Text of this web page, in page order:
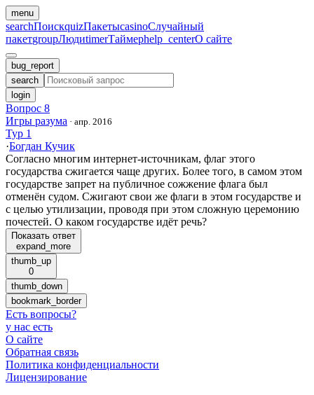
menu
searchПоискquizПакетыcasinoСлучайный
пакетgroupЛюдиtimerТаймерhelp_centerО сайте
bug_report
search
login
Вопрос 8
Игры разума · апр. 2016
Тур 1
·Богдан Кучик
Согласно многим интернет-источникам, флаг этого
государства сжигается чаще других. Более того, в самом этом
государстве запрет на публичное сожжение флага был
отменён судом. Сжигают свои же флаги в этом государстве и
с целью утилизации, проводя при этом сложную церемонию
почестей. О каком государстве идёт речь?
Показать ответ
expand_more
thumb_up
0
thumb_down
bookmark_border
Есть вопросы?
у нас есть
О сайте
Обратная связь
Политика конфиденциальности
Лицензирование